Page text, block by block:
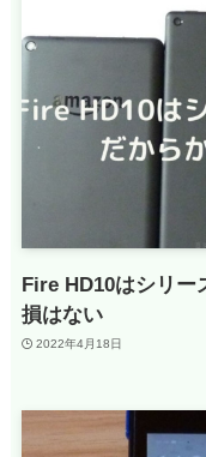
Fire HD10はシリー
損はない
2022年4月18日